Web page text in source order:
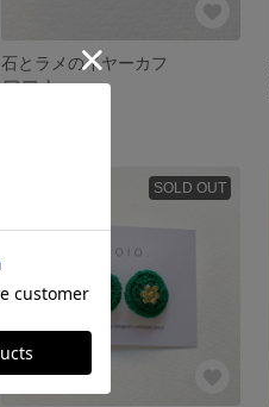
石とラメのイヤーカフ
展示中
SOLD OUT